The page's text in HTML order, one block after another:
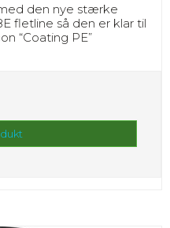
den nye stærke
fletline så den er klar til
“Coating PE”